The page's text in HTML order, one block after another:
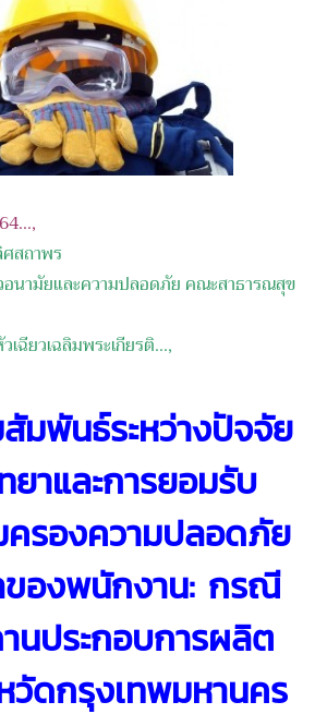
สถาพร
มัยและความปลอดภัย คณะสาธารณสุข
เฉียวเฉลิมพระเกียรติ...,
มพันธ์ระหว่างปัจจัย
ยาและการยอมรับ
รองความปลอดภัย
องพนักงาน: กรณี
นประกอบการผลิต
วัดกรุงเทพมหานคร